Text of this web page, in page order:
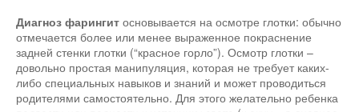
Диагноз фарингит основывается на осмотре глотки: обычно
отмечается более или менее выраженное покраснение
задней стенки глотки (“красное горло”). Осмотр глотки –
довольно простая манипуляция, которая не требует каких-
либо специальных навыков и знаний и может проводиться
родителями самостоятельно. Для этого желательно ребенка